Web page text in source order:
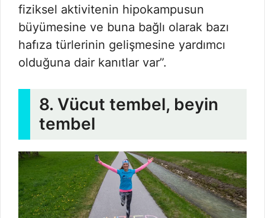
fiziksel aktivitenin hipokampusun
büyümesine ve buna bağlı olarak bazı
hafıza türlerinin gelişmesine yardımcı
olduğuna dair kanıtlar var”.
8. Vücut tembel, beyin
tembel